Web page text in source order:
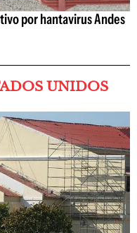
por hantavirus Andes
UNIDOS